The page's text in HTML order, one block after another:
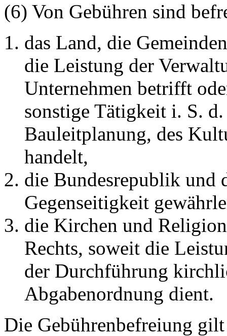
(6) Von Gebühren sind
das Land, die
die Leistung der
Unternehmen betrifft
sonstige Tätigkeit i. S.
Bauleitplanung, des
handelt,
die Bundesrepublik und
Gegenseitigkeit
die Kirchen und
Rechts, soweit die
der Durchführung
Abgabenordnung dient.
Die Gebührenbefreiung